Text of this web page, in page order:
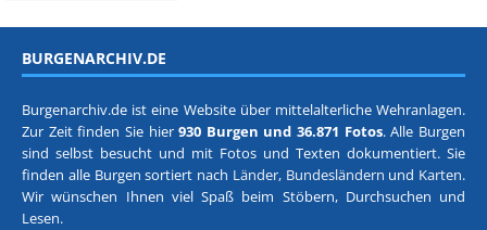
BURGENARCHIV.DE
Burgenarchiv.de ist eine Website über mittelalterliche Wehranlagen.
Zur Zeit finden Sie hier930 Burgen und 36.871 Fotos. Alle Burgen
sind selbst besucht und mit Fotos und Texten dokumentiert. Sie
finden alle Burgen sortiert nach Länder, Bundesländern und Karten.
Wir wünschen Ihnen viel Spaß beim Stöbern, Durchsuchen und
Lesen.